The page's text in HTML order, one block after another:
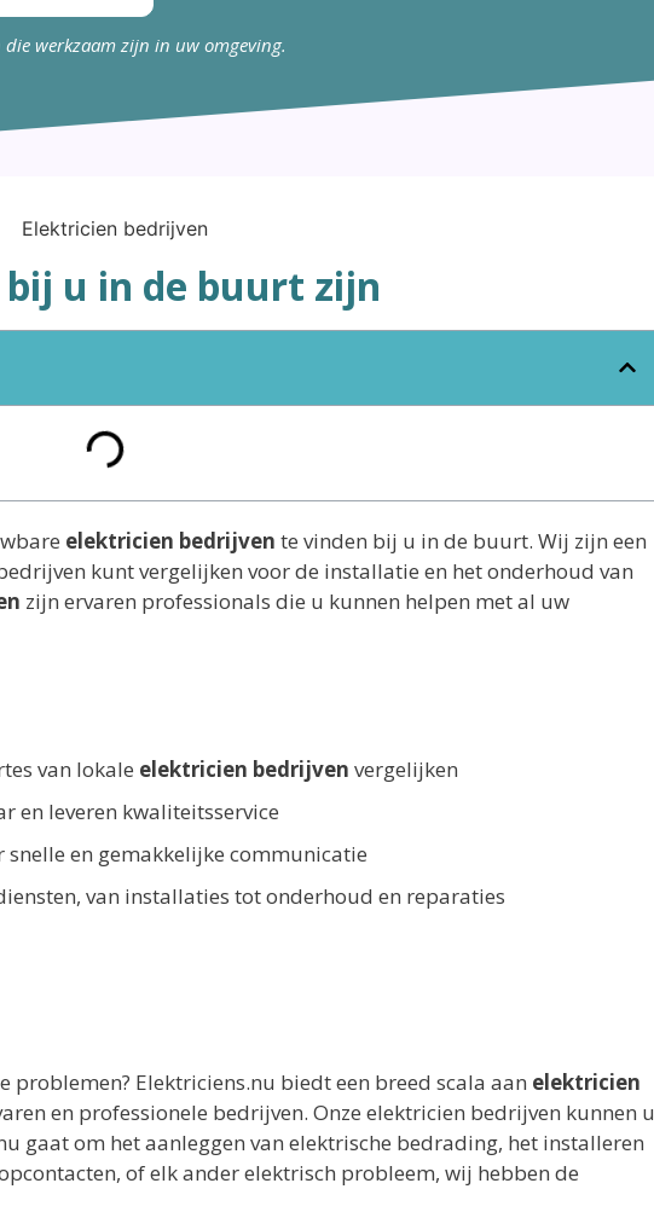
werkzaam zijn in uw omgeving.
u in de buurt zijn
elektricien bedrijven te vinden bij u in de buurt. Wij zijn een
kunt vergelijken voor de installatie en het onderhoud van
zijn ervaren professionals die u kunnen helpen met al uw
van lokale elektricien bedrijven vergelijken
en leveren kwaliteitsservice
en gemakkelijke communicatie
van installaties tot onderhoud en reparaties
problemen? Elektriciens.nu biedt een breed scala aan elektricien
en professionele bedrijven. Onze elektricien bedrijven kunnen u
gaat om het aanleggen van elektrische bedrading, het installeren
of elk ander elektrisch probleem, wij hebben de